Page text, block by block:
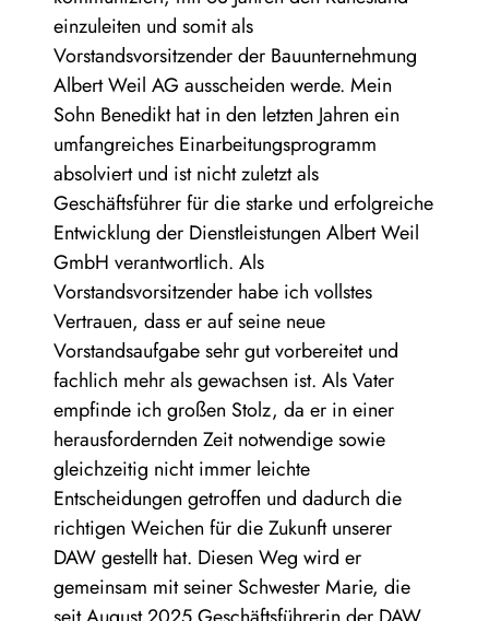
einzuleiten und somit als
Vorstandsvorsitzender der Bauunternehmung
Albert Weil AG ausscheiden werde. Mein
Sohn Benedikt hat in den letzten Jahren ein
umfangreiches Einarbeitungsprogramm
absolviert und ist nicht zuletzt als
Geschäftsführer für die starke und erfolgreiche
Entwicklung der Dienstleistungen Albert Weil
GmbH verantwortlich. Als
Vorstandsvorsitzender habe ich vollstes
Vertrauen, dass er auf seine neue
Vorstandsaufgabe sehr gut vorbereitet und
fachlich mehr als gewachsen ist. Als Vater
empfinde ich großen Stolz, da er in einer
herausfordernden Zeit notwendige sowie
gleichzeitig nicht immer leichte
Entscheidungen getroffen und dadurch die
richtigen Weichen für die Zukunft unserer
DAW gestellt hat. Diesen Weg wird er
gemeinsam mit seiner Schwester Marie, die